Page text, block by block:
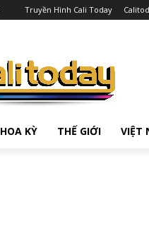
Truyền Hình Cali Today
HOA KỲ THẾ GIỚI VIỆT